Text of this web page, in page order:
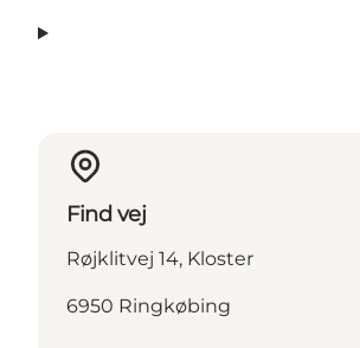
Find vej
Røjklitvej 14, Kloster
6950 Ringkøbing